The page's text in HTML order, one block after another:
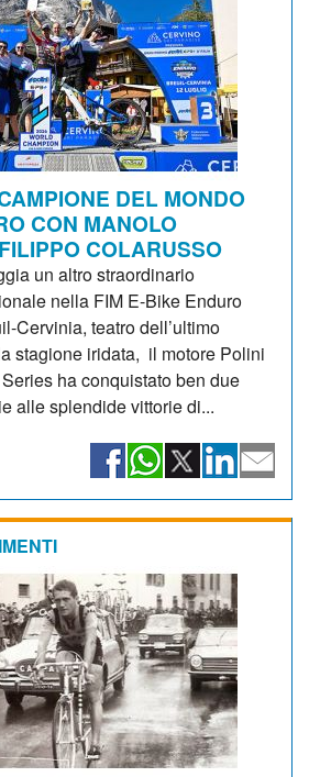
DEL MONDO
CON MANOLO
COLARUSSO
un altro straordinario
nella FIM E-Bike Enduro
Cervinia, teatro dell’ultimo
stagione iridata, il motore Polini
ha conquistato ben due
alle splendide vittorie di...